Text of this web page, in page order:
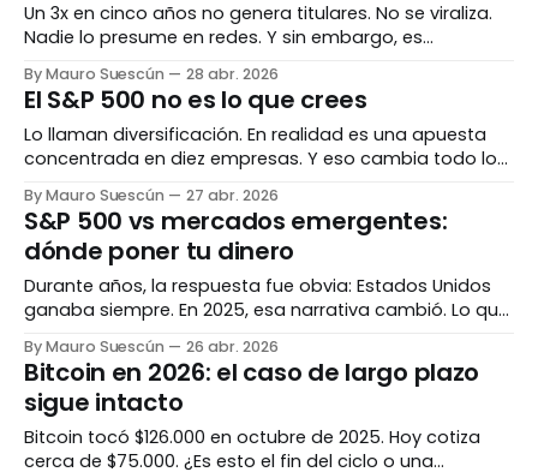
Un 3x en cinco años no genera titulares. No se viraliza.
Nadie lo presume en redes. Y sin embargo, es
exactamente el tipo de retorno que construye
patrimonio real. El problema con "10x o nada" Las redes
financieras están llenas de proyecciones heroicas.
Acciones que van a multiplicarse
By Mauro Suescún 28 abr. 2026
El S&P 500 no es lo que crees
Lo llaman diversificación. En realidad es una apuesta
concentrada en diez empresas. Y eso cambia todo lo
que creías saber sobre invertir de forma "segura". El
benchmark que define todo Si llevas tiempo leyendo
sobre inversiones, ya internalizaste la frase: "¿le
ganaste al S&P 500?
By Mauro Suescún 27 abr. 2026
S&P 500 vs mercados emergentes:
dónde poner tu dinero
Durante años, la respuesta fue obvia: Estados Unidos
ganaba siempre. En 2025, esa narrativa cambió. Lo que
necesitas saber antes de decidir dónde va tu dinero. La
década del S&P 500 Entre 2010 y 2024, el S&P 500 fue
implacable. Dos años excepcionales lo confirmaron:
subió
By Mauro Suescún 26 abr. 2026
Bitcoin en 2026: el caso de largo plazo
sigue intacto
Bitcoin tocó $126.000 en octubre de 2025. Hoy cotiza
cerca de $75.000. ¿Es esto el fin del ciclo o una